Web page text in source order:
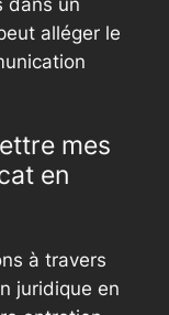
dans un
alléger le
mes
en
à travers
juridique en